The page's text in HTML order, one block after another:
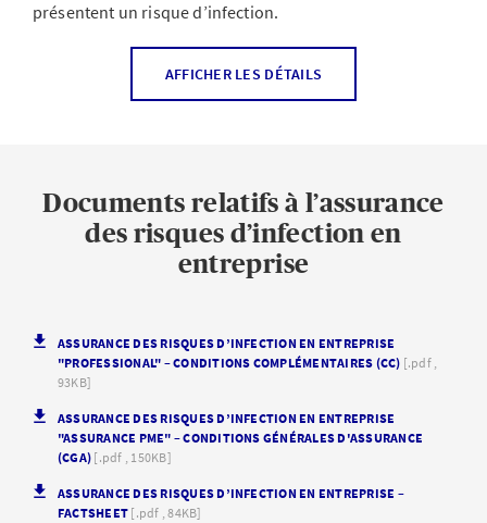
présentent un risque d’infection.
Perte de revenus
effectivement engagés pour maintenir l’exploitation,
pendant 90 jours au maximum à partir de l’entrée en
vigueur de la mesure assurée.
Interdiction de travailler
Frais supplémentaires résultant d’une interdiction de
travailler s’appliquant aux personnes concernées actives
dans l’entreprise, pendant 90 jours au maximum à partir
de l’entrée en vigueur de la mesure assurée.
AFFICHER LES DÉTAILS
Documents relatifs à l’assurance
des risques d’infection en
entreprise
ASSURANCE DES RISQUES D’INFECTION EN ENTREPRISE
"PROFESSIONAL" – CONDITIONS COMPLÉMENTAIRES (CC) [.pdf ,
93KB]
ASSURANCE DES RISQUES D’INFECTION EN ENTREPRISE
"ASSURANCE PME" – CONDITIONS GÉNÉRALES D'ASSURANCE
(CGA) [.pdf , 150KB]
ASSURANCE DES RISQUES D’INFECTION EN ENTREPRISE –
FACTSHEET [.pdf , 84KB]